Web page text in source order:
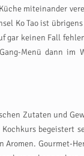
miteinander
Ko Tao ist
gar keinen Fall
Menü dann im
Zutaten und
begeistert
Gourmet-